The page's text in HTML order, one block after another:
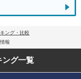
ング・比較
報
ング一覧